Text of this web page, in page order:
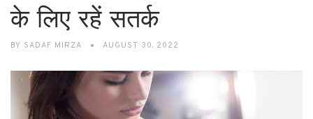
के लिए रहें सतर्क
BY SADAF MIRZA AUGUST 30, 2022